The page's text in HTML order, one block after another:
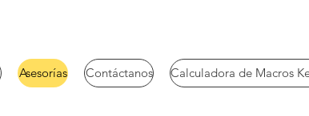
Asesorías Contáctanos Calculadora de Macros